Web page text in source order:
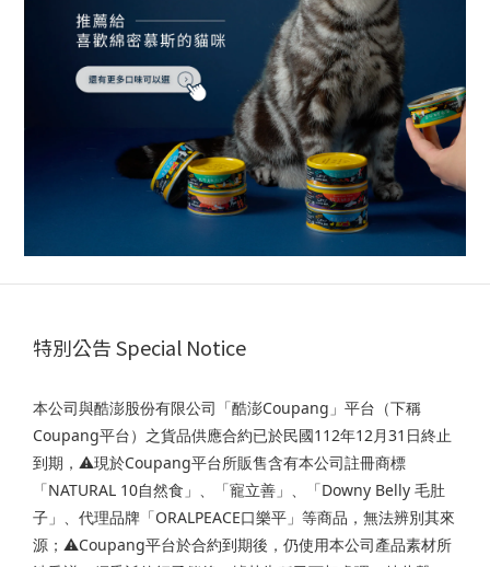
特別公告 Special Notice
本公司與酷澎股份有限公司「酷澎Coupang」平台（下稱
Coupang平台）之貨品供應合約已於民國112年12月31日終止
到期，⚠️現於Coupang平台所販售含有本公司註冊商標
「NATURAL 10自然食」、「寵立善」、「Downy Belly 毛肚
子」、代理品牌「ORALPEACE口樂平」等商品，無法辨別其來
源；⚠️Coupang平台於合約到期後，仍使用本公司產品素材所